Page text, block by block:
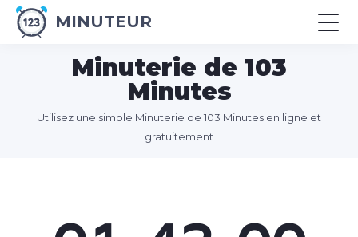
MINUTEUR
Minuterie de 103
Minutes
Utilisez une simple Minuterie de 103 Minutes en ligne et
gratuitement